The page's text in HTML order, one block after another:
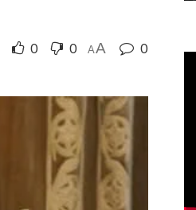
0 0 AA 0